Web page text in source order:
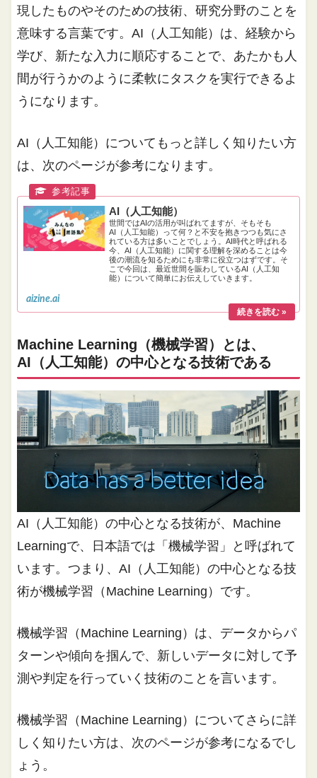
現したものやそのための技術、研究分野のことを
意味する言葉です。AI（人工知能）は、経験から
学び、新たな入力に順応することで、あたかも人
間が行うかのように柔軟にタスクを実行できるよ
うになります。
AI（人工知能）についてもっと詳しく知りたい方
は、次のページが参考になります。
AI（人工知能）
世間ではAIの活用が叫ばれてますが、そもそも
AI（人工知能）って何？と不安を抱きつつも気にさ
れている方は多いことでしょう。AI時代と呼ばれる
今、AI（人工知能）に関する理解を深めることは今
後の潮流を知るためにも非常に役立つはずです。そ
こで今回は、最近世間を賑わしているAI（人工知
能）について簡単にお伝えしていきます。
aizine.ai
Machine Learning（機械学習）とは、
AI（人工知能）の中心となる技術である
AI（人工知能）の中心となる技術が、 Machine
Learningで、日本語では「機械学習」と呼ばれて
います。つまり、AI（人工知能）の中心となる技
術が機械学習（Machine Learning）です。
機械学習（Machine Learning）は、データからパ
ターンや傾向を掴んで、新しいデータに対して予
測や判定を行っていく技術のことを言います。
機械学習（Machine Learning）についてさらに詳
しく知りたい方は、次のページが参考になるでし
ょう。